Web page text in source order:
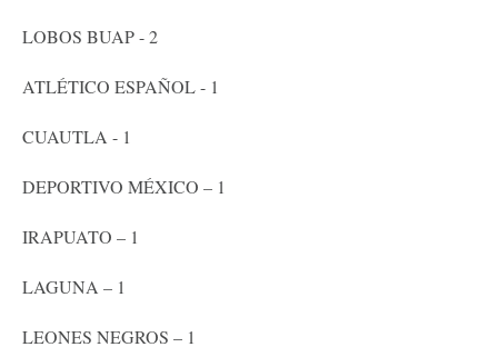
LOBOS BUAP - 2
ATLÉTICO ESPAÑOL - 1
CUAUTLA - 1
DEPORTIVO MÉXICO – 1
IRAPUATO – 1
LAGUNA – 1
LEONES NEGROS – 1